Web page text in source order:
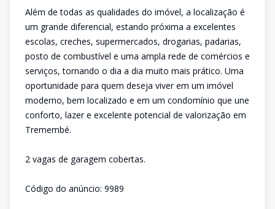
Além de todas as qualidades do imóvel, a localização é
um grande diferencial, estando próxima a excelentes
escolas, creches, supermercados, drogarias, padarias,
posto de combustível e uma ampla rede de comércios e
serviços, tornando o dia a dia muito mais prático. Uma
oportunidade para quem deseja viver em um imóvel
moderno, bem localizado e em um condomínio que une
conforto, lazer e excelente potencial de valorização em
Tremembé.
2 vagas de garagem cobertas.
Código do anúncio: 9989